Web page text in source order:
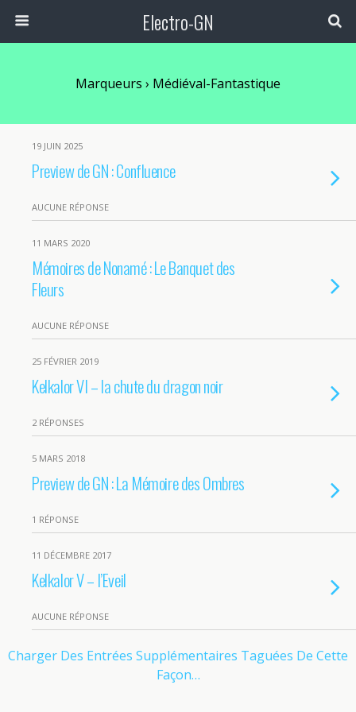
Electro-GN
Marqueurs › Médiéval-Fantastique
19 JUIN 2025
Preview de GN : Confluence
AUCUNE RÉPONSE
11 MARS 2020
Mémoires de Nonamé : Le Banquet des
Fleurs
AUCUNE RÉPONSE
25 FÉVRIER 2019
Kelkalor VI – la chute du dragon noir
2 RÉPONSES
5 MARS 2018
Preview de GN : La Mémoire des Ombres
1 RÉPONSE
11 DÉCEMBRE 2017
Kelkalor V – l’Eveil
AUCUNE RÉPONSE
Charger Des Entrées Supplémentaires Taguées De Cette
Façon…